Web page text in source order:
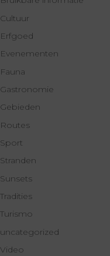
Cultuur
Erfgoed
Evenementen
Fauna
Gastronomie
Gebieden
Routes
Sport
Stranden
Sunsets
Tradities
Turismo
uncategorized
Video